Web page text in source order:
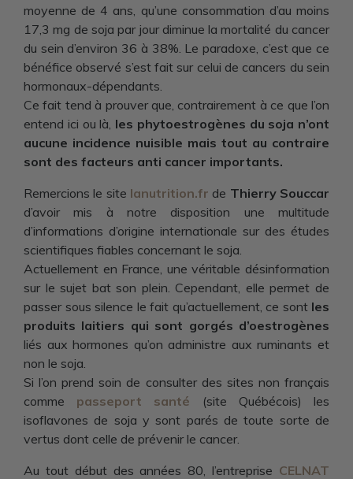
moyenne de 4 ans, qu’une consommation d’au moins
17,3 mg de soja par jour diminue la mortalité du cancer
du sein d’environ 36 à 38%. Le paradoxe, c’est que ce
bénéfice observé s’est fait sur celui de cancers du sein
hormonaux-dépendants.
Ce fait tend à prouver que, contrairement à ce que l’on
entend ici ou là, les phytoestrogènes du soja n’ont
aucune incidence nuisible mais tout au contraire
sont des facteurs anti cancer importants.
Remercions le site lanutrition.fr de Thierry Souccar
d’avoir mis à notre disposition une multitude
d’informations d’origine internationale sur des études
scientifiques fiables concernant le soja.
Actuellement en France, une véritable désinformation
sur le sujet bat son plein. Cependant, elle permet de
passer sous silence le fait qu’actuellement, ce sont les
produits laitiers qui sont gorgés d’oestrogènes
liés aux hormones qu’on administre aux ruminants et
non le soja.
Si l’on prend soin de consulter des sites non français
comme passeport santé (site Québécois) les
isoflavones de soja y sont parés de toute sorte de
vertus dont celle de prévenir le cancer.
Au tout début des années 80, l’entreprise CELNAT